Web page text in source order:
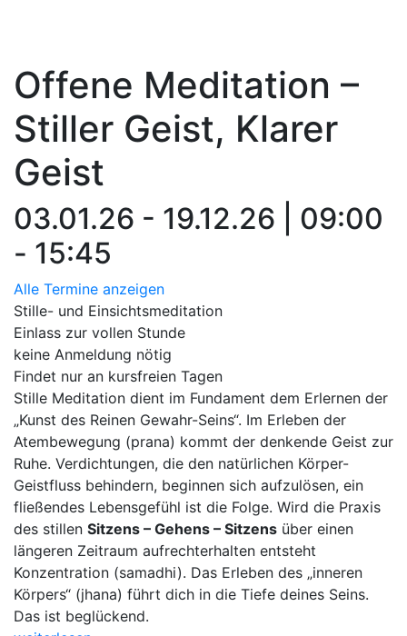
Offene Meditation –
Stiller Geist, Klarer
Geist
03.01.26 - 19.12.26 | 09:00
- 15:45
Alle Termine anzeigen
Stille- und Einsichtsmeditation
Einlass zur vollen Stunde
keine Anmeldung nötig
Findet nur an kursfreien Tagen
Stille Meditation dient im Fundament dem Erlernen der
„Kunst des Reinen Gewahr-Seins“. Im Erleben der
Atembewegung (prana) kommt der denkende Geist zur
Ruhe. Verdichtungen, die den natürlichen Körper-
Geistfluss behindern, beginnen sich aufzulösen, ein
fließendes Lebensgefühl ist die Folge. Wird die Praxis
des stillen Sitzens – Gehens – Sitzens über einen
längeren Zeitraum aufrechterhalten entsteht
Konzentration (samadhi). Das Erleben des „inneren
Körpers“ (jhana) führt dich in die Tiefe deines Seins.
Das ist beglückend.